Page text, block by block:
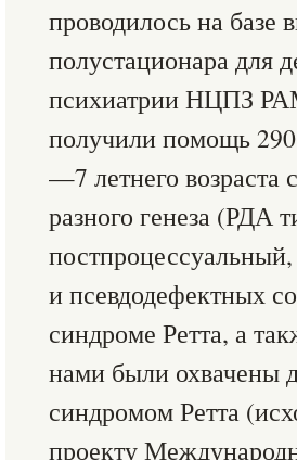
проводилось на базе
полустационара для
психиатрии НЦПЗ
получили помощь
—7 летнего возраста
разного генеза (РДА
и псевдодефектных
синдроме Ретта, а
нами были охвачены
синдромом Ретта
проекту